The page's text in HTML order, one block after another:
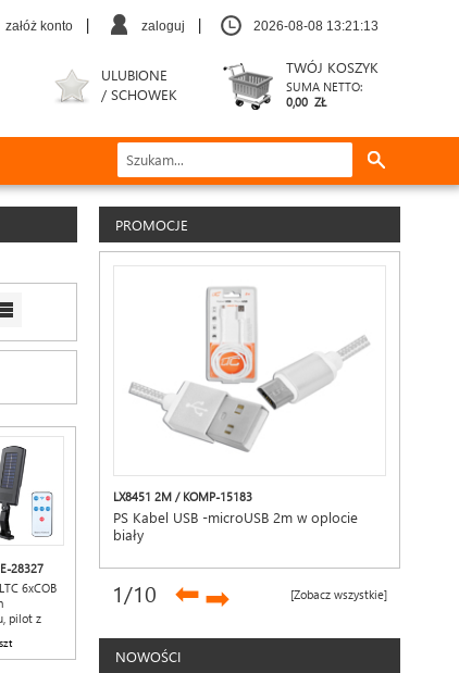
załóż konto | zaloguj | 2026-08-08 13:21:14
TWÓJ KOSZYK
SUMA NETTO:
0,00 ZŁ
ULUBIONE
/ SCHOWEK
PROMOCJE
LX8451 2M / KOMP-15183
PS Kabel USB -microUSB 2m w oplocie
biały
[Zobacz wszystkie]
1/10 ➡➡
NOWOŚCI
28327
6xCOB
pilot z